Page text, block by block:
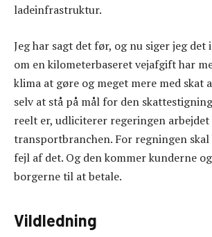
ladeinfrastruktur.
Jeg har sagt det før, og nu siger jeg det
om en kilometerbaseret vejafgift har
klima at gøre og meget mere med skat
selv at stå på mål for den
reelt er, udliciterer regeringen
transportbranchen. For regningen skal
fejl af det. Og den kommer kunderne
borgerne til at betale.
Vildledning